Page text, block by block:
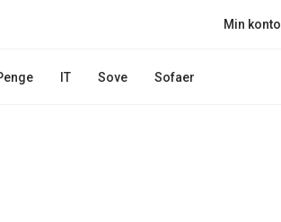
IT Sove Sofaer
Min konto